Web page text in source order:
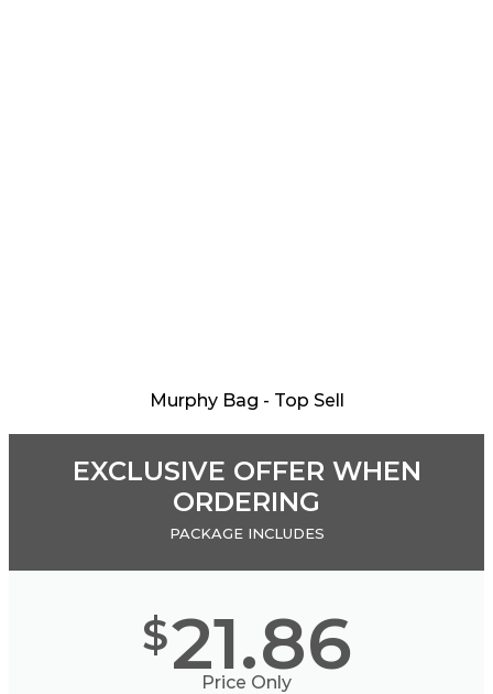
Murphy Bag - Top Sell
EXCLUSIVE OFFER WHEN
ORDERING
PACKAGE INCLUDES
$21.86
Price Only